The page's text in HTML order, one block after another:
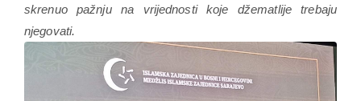
skrenuo pažnju na vrijednosti koje džematlije trebaju
njegovati.